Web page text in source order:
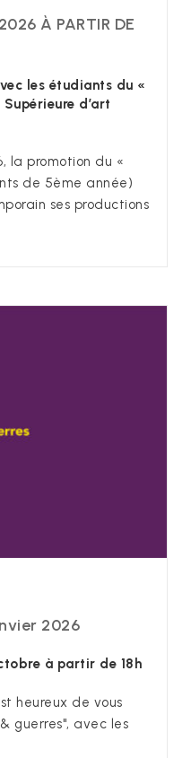
À PARTIR DE
les étudiants du «
d’art
la promotion du «
de 5ème année)
ses productions
2026
à partir de 18h
heureux de vous
guerres", avec les